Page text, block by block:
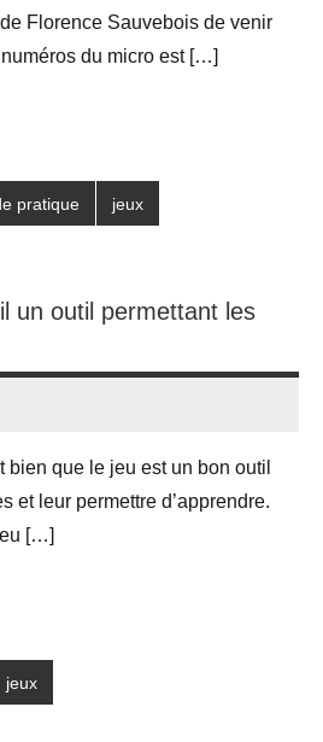
Florence Sauvebois de venir
du micro est […]
pratique jeux
un outil permettant les
bien que le jeu est un bon outil
et leur permettre d’apprendre.
[…]
jeux